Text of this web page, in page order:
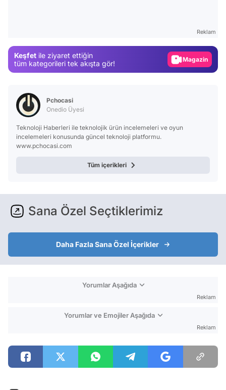
Reklam
Keşfet ile ziyaret ettiğin
tüm kategorileri tek akışta gör!
Magazin
Pchocasi
Onedio Üyesi
Teknoloji Haberleri ile teknolojik ürün incelemeleri ve oyun
incelemeleri konusunda güncel teknoloji platformu.
www.pchocasi.com
Tüm içerikleri
Sana Özel Seçtiklerimiz
Daha Fazla Sana Özel İçerikler
Yorumlar Aşağıda
Reklam
Yorumlar ve Emojiler Aşağıda
Reklam